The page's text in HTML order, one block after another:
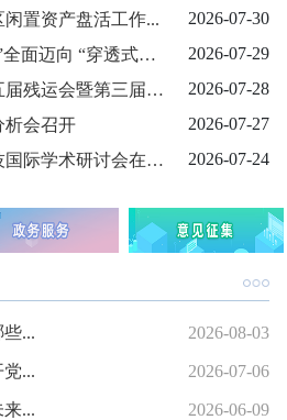
置资产盘活工作...
2026-07-30
国资监管从“制度合规”全面迈向 “穿透式管控”...
2026-07-29
盘锦代表团在省第十五届残运会暨第三届特奥会上展风...
2026-07-28
析会召开
2026-07-27
2026年可持续发展科技国际学术研讨会在我市举办...
2026-07-24
... 2026-08-03
... 2026-07-06
... 2026-06-09